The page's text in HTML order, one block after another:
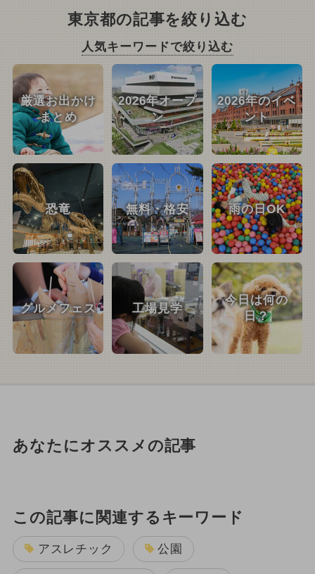
東京都の記事を絞り込む
人気キーワードで絞り込む
厳選お出かけ
まとめ
2026年オープ
ン
2026年のイベ
ント
恐竜 無料・格安 雨の日OK
グルメフェス 工場見学
今日は何の
日？
あなたにオススメの記事
この記事に関連するキーワード
アスレチック 公園